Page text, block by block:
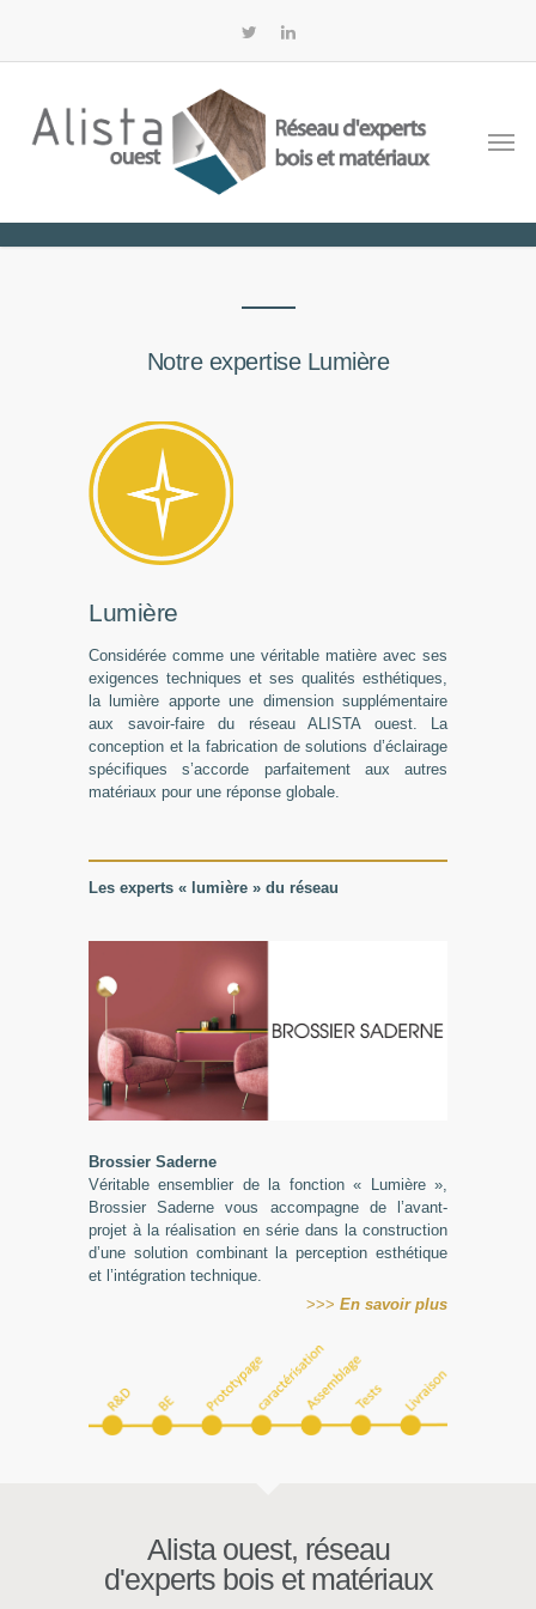
Notre expertise Lumière
Lumière
Considérée comme une véritable matière avec ses
exigences techniques et ses qualités esthétiques,
la lumière apporte une dimension supplémentaire
aux savoir-faire du réseau ALISTA ouest. La
conception et la fabrication de solutions d’éclairage
spécifiques s’accorde parfaitement aux autres
matériaux pour une réponse globale.
Les experts « lumière » du réseau
Brossier Saderne
Véritable ensemblier de la fonction « Lumière »,
Brossier Saderne vous accompagne de l’avant-
projet à la réalisation en série dans la construction
d’une solution combinant la perception esthétique
et l’intégration technique.
>>> En savoir plus
Alista ouest, réseau
d'experts bois et matériaux